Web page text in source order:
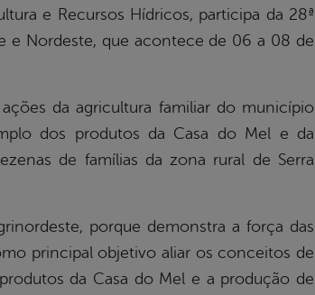
e Recursos Hídricos, participa da 28ª
e Nordeste, que acontece de 06 a 08 de
da agricultura familiar do município
dos produtos da Casa do Mel e da
de famílias da zona rural de Serra
porque demonstra a força das
principal objetivo aliar os conceitos de
da Casa do Mel e a produção de